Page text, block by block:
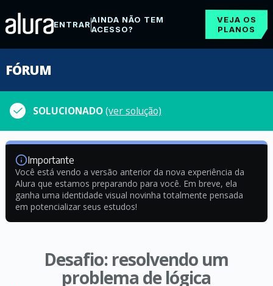
ENTRARAINDA NÃO TEM
ACESSO?
VEJA OS
PLANOS
FÓRUM
SOLUCIONADO(ver solução)
Importante
Você está vendo a versão anterior da nova experiência da
Alura que estamos preparando para você. Em breve, ela
ganha uma identidade visual novinha totalmente pensada
em potencializar seus estudos!
Desafio: resolvendo um
problema de lógica